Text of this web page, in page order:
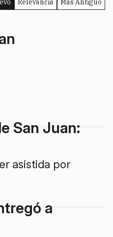
Relevancia Más Antiguo
San Juan:
asistida por
a